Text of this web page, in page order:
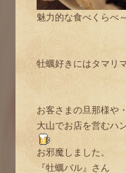
魅力的な食べくらべ～
牡蠣好きにはタマリ
お客さまの旦那様や
大山でお店を営むハ
お邪魔しました。
『牡蠣バル』さん